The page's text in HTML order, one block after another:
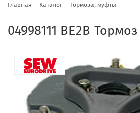
Главная Каталог Тормоза, муфты
04998111 BE2B